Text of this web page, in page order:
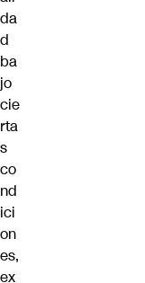
da
d
ba
jo
cie
rta
s
co
nd
ici
on
es,
ex